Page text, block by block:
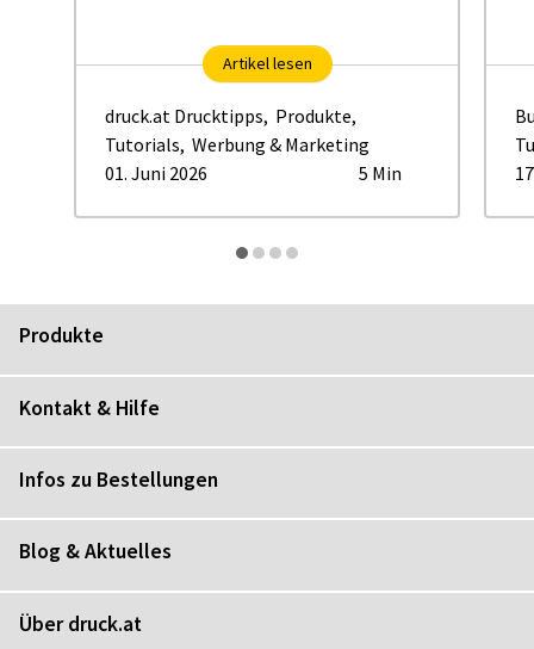
Artikel lesen
druck.at Drucktipps, Produkte,
Tutorials, Werbung & Marketing
01. Juni 2026
5 Min
Produkte
Kontakt & Hilfe
Infos zu Bestellungen
Blog & Aktuelles
Über druck.at